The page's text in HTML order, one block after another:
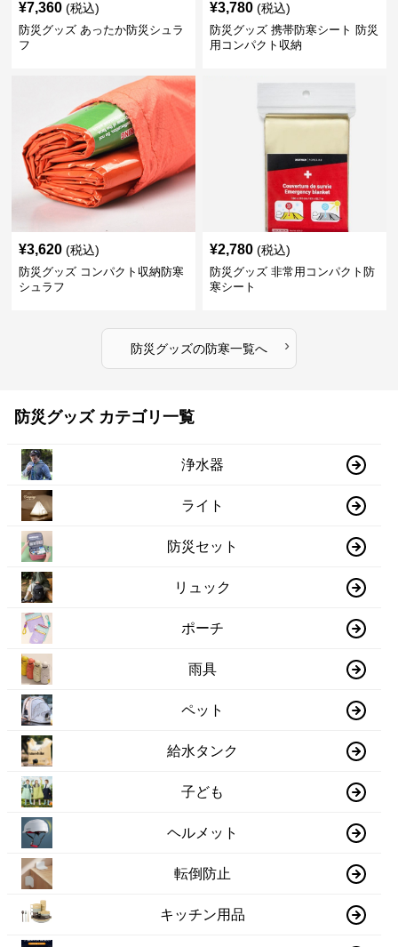
¥7,360 (税込)
防災グッズ あったか防災シュラ
フ
¥3,780 (税込)
防災グッズ 携帯防寒シート 防災
用コンパクト収納
¥3,620 (税込)
防災グッズ コンパクト収納防寒
シュラフ
¥2,780 (税込)
防災グッズ 非常用コンパクト防
寒シート
防災グッズの防寒一覧へ ›
防災グッズ カテゴリ一覧
浄水器
ライト
防災セット
リュック
ポーチ
雨具
ペット
給水タンク
子ども
ヘルメット
転倒防止
キッチン用品